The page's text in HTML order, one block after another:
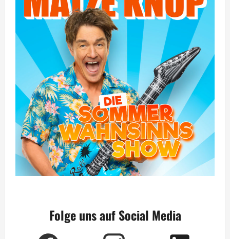
Folge uns auf Social Media